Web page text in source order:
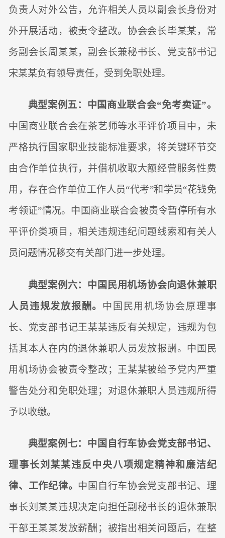
负责人对外公告，允许相关人员以副会长身份对
外开展活动，被责令整改。协会会长毕某某，常
务副会长周某某，副会长兼秘书长、党支部书记
宋某某负有领导责任，受到免职处理。
典型案例五：中国商业联合会“免考卖证”。
中国商业联合会在茶艺师等水平评价项目中，未
严格执行国家职业技能标准要求，将关键环节交
由合作单位执行，并借机收取大额经营服务性费
用，存在合作单位工作人员“代考”和学员“花钱免
考领证”情况。中国商业联合会被责令暂停所有水
平评价类项目，相关违规违纪问题线索和有关人
员问题情况移交有关部门进一步处理。
典型案例六：中国民用机场协会向退休兼职
人员违规发放报酬。 中国民用机场协会原理事
长、党支部书记王某某违反有关规定，违规为包
括其本人在内的退休兼职人员发放报酬。中国民
用机场协会被责令整改；王某某被给予党内严重
警告处分和免职处理；对退休兼职人员违规所得
予以收缴。
典型案例七：中国自行车协会党支部书记、
理事长刘某某违反中央八项规定精神和廉洁纪
律、工作纪律。 中国自行车协会党支部书记、理
事长刘某某违规决定向担任副秘书长的退休兼职
干部王某某发放薪酬；被指出相关问题后，在整